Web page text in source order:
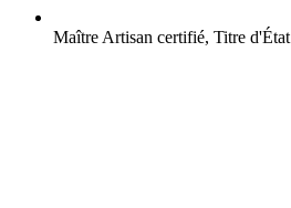
Maître Artisan certifié, Titre d'État